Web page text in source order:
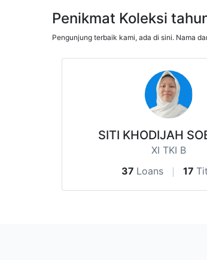
Penikmat Koleksi
Pengunjung terbaik kami, ada di sini. Nama
SITI KHODIJAH
XI TKI B
37 Loans 17